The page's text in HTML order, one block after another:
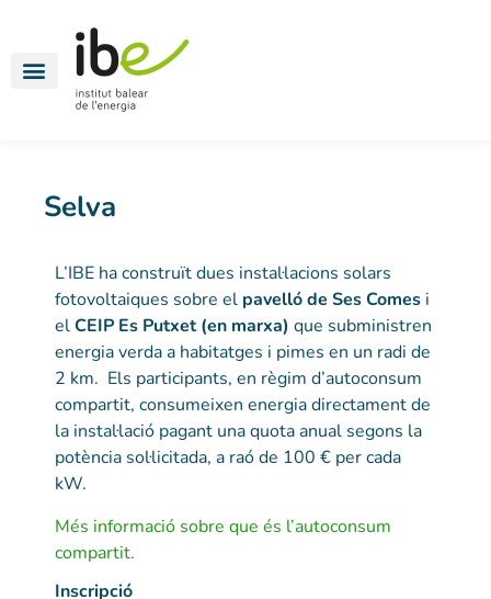
Selva
L’IBE ha construït dues instal·lacions solars
fotovoltaiques sobre el pavelló de Ses Comes i
elCEIP Es Putxet (en marxa) que subministren
energia verda a habitatges i pimes en un radi de
2 km. Els participants, en règim d’autoconsum
compartit, consumeixen energia directament de
la instal·lació pagant una quota anual segons la
potència sol·licitada, a raó de 100 € per cada
kW.
Més informació sobre que és l’autoconsum
compartit.
Inscripció